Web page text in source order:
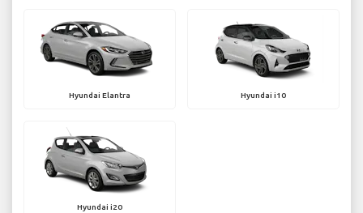
Hyundai Elantra Hyundai i10
Hyundai i20